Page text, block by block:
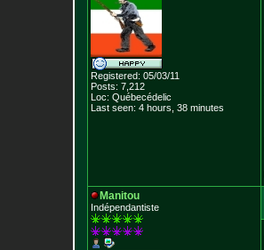
Registered: 05/03/11
Posts: 7,212
Loc: Québecédelic
Last seen: 4 hours, 38 minutes
Manitou
Indépendantiste